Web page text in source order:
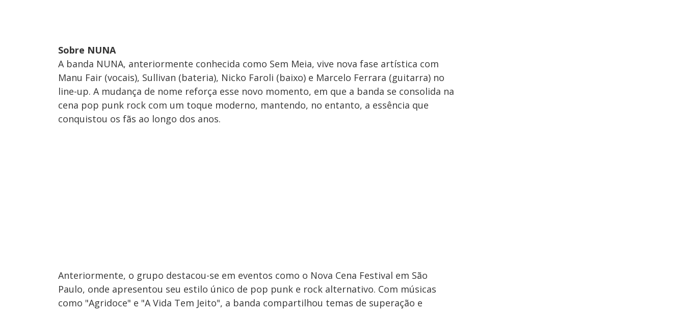
Sobre NUNA
A banda NUNA, anteriormente conhecida como Sem Meia, vive nova fase artística com
Manu Fair (vocais), Sullivan (bateria), Nicko Faroli (baixo) e Marcelo Ferrara (guitarra) no
line-up. A mudança de nome reforça esse novo momento, em que a banda se consolida na
cena pop punk rock com um toque moderno, mantendo, no entanto, a essência que
conquistou os fãs ao longo dos anos.
Anteriormente, o grupo destacou-se em eventos como o Nova Cena Festival em São
Paulo, onde apresentou seu estilo único de pop punk e rock alternativo. Com músicas
como "Agridoce" e "A Vida Tem Jeito", a banda compartilhou temas de superação e